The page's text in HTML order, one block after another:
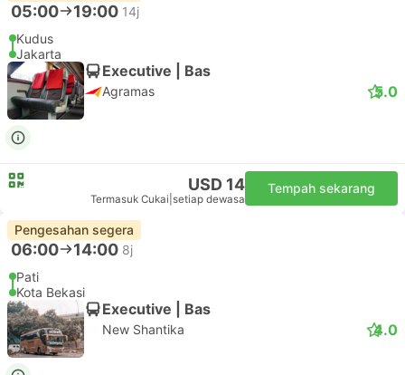
05:00 19:00 14j
Kudus
Jakarta
Executive | Bas
Agramas 5.0
USD 14
Termasuk Cukai setiap dewasa
Tempah sekarang
Pengesahan segera
06:00 14:00 8j
Pati
Kota Bekasi
Executive | Bas
New Shantika 4.0